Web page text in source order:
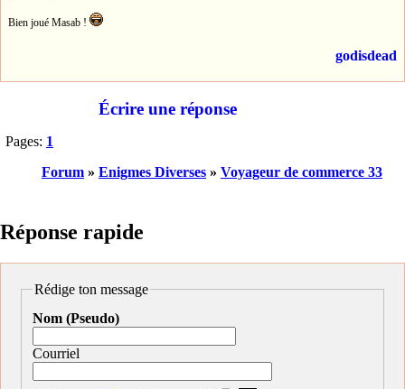
Bien joué Masab !
godisdead
Écrire une réponse
Pages: 1
Forum » Enigmes Diverses » Voyageur de commerce 33
Réponse rapide
Rédige ton message
Nom (Pseudo)
Courriel